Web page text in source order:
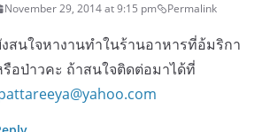
November 29, 2014 at 9:15 pm Permalink
สนใจหางานทำในร้านอาหารที่อ้มริกา
อป่าวคะ ถ้าสนใจติดต่อมาได้ที่